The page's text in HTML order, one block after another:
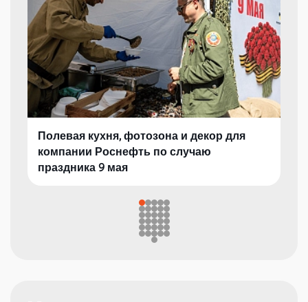
Полевая кухня, фотозона и декор для
компании Роснефть по случаю
праздника 9 мая